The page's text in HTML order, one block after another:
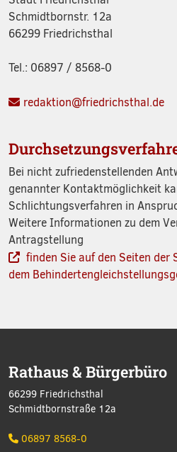
Schmidtbornstr. 12a
66299 Friedrichsthal
Tel.: 06897 / 8568-0
redaktion@friedrichsthal.de
Bei nicht zufriedenstellenden
genannter Kontaktmöglichkeit
Schlichtungsverfahren in
Weitere Informationen zu dem
Antragstellung
finden Sie auf den Seiten der
dem
Rathaus & Bürgerbüro
66299 Friedrichsthal
Schmidtbornstraße 12a
06897 8568-0